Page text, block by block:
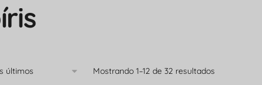
Mostrando 1–12 de 32 resultados